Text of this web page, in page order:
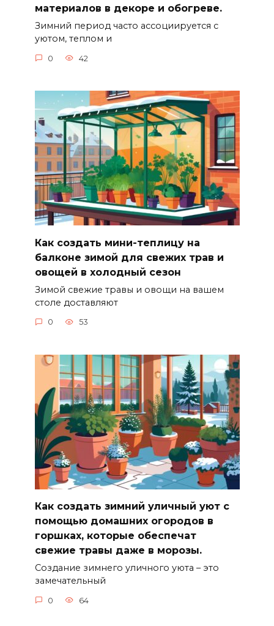
материалов в декоре и обогреве.
Зимний период часто ассоциируется с
уютом, теплом и
0 42
Как создать мини-теплицу на
балконе зимой для свежих трав и
овощей в холодный сезон
Зимой свежие травы и овощи на вашем
столе доставляют
0 53
Как создать зимний уличный уют с
помощью домашних огородов в
горшках, которые обеспечат
свежие травы даже в морозы.
Создание зимнего уличного уюта – это
замечательный
0 64